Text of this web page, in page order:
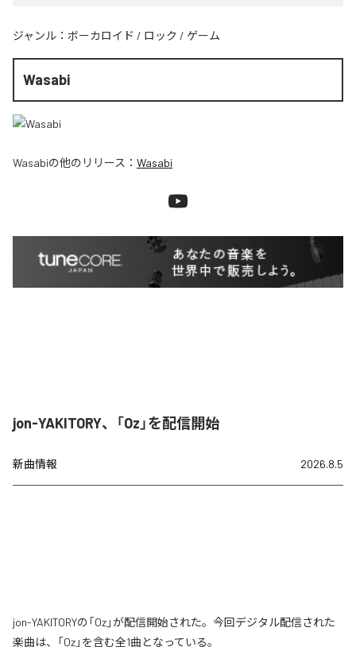
ジャンル： ボーカロイド / ロック / ゲーム
Wasabi
Wasabiの他のリリース： Wasabi
jon-YAKITORY、「Oz」を配信開始
新曲情報 2026.8.5
jon-YAKITORYの「Oz」が配信開始された。今回デジタル配信された
楽曲は、「Oz」を含む全1曲となっている。